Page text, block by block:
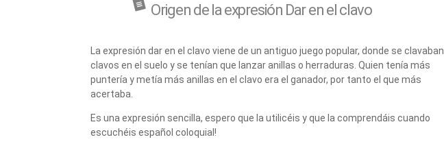
Origen de la expresión Dar en el clavo
La expresión dar en el clavo viene de un antiguo juego popular, donde se clavaban
clavos en el suelo y se tenían que lanzar anillas o herraduras. Quien tenía más
puntería y metía más anillas en el clavo era el ganador, por tanto el que más
acertaba.
Es una expresión sencilla, espero que la utilicéis y que la comprendáis cuando
escuchéis español coloquial!